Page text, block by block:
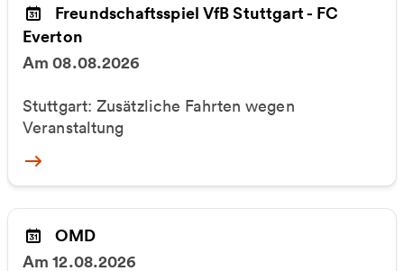
Freundschaftsspiel VfB Stuttgart - FC
Everton
Am 08.08.2026
Stuttgart: Zusätzliche Fahrten wegen
Veranstaltung
More
OMD
Am 12.08.2026